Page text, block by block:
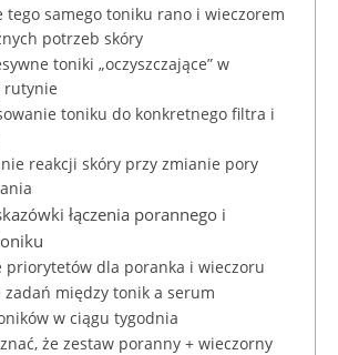
tego samego toniku rano i wieczorem
potrzeb skóry
toniki „oczyszczające” w
rutynie
toniku do konkretnego filtra i
reakcji skóry przy zmianie pory
łączenia porannego i
priorytetów dla poranka i wieczoru
zadań między tonik a serum
w ciągu tygodnia
że zestaw poranny + wieczorny